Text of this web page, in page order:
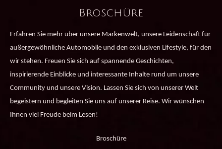
Broschüre
Erfahren Sie mehr über unsere Markenwelt, unsere Leidenschaft für
außergewöhnliche Automobile und den exklusiven Lifestyle, für den
wir stehen. Freuen Sie sich auf spannende Geschichten,
inspirierende Einblicke und interessante Inhalte rund um unsere
Community und unsere Vision. Lassen Sie sich von unserer Welt
begeistern und begleiten Sie uns auf unserer Reise. Wir wünschen
Ihnen viel Freude beim Lesen!
Broschüre